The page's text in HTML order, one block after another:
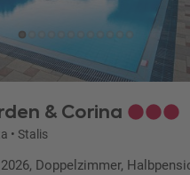
& Corina
• Stalis
Doppelzimmer,